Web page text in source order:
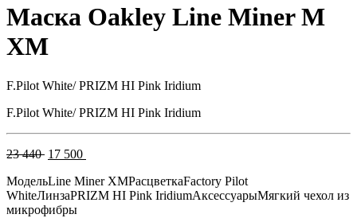
Маска Oakley Line Miner M
XM
F.Pilot White/ PRIZM HI Pink Iridium
F.Pilot White/ PRIZM HI Pink Iridium
23 440 Первоначальная
составляла
23
440 .
17 500
17
500 .
МодельLine Miner XMРасцветкаFactory Pilot
WhiteЛинзаPRIZM HI Pink IridiumАксессуарыМягкий чехол из
микрофибры